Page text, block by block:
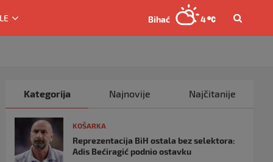
Bihać 4
Kategorija Najnovije Najčitanije
KOŠARKA
Reprezentacija BiH ostala bez selektora:
Adis Bećiragić podnio ostavku